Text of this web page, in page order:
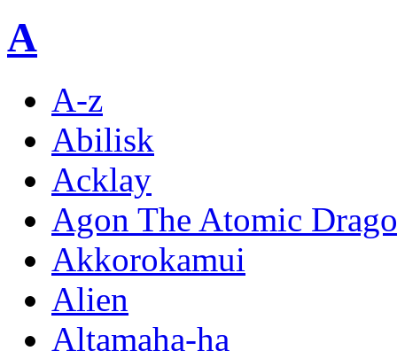
A
A-z
Abilisk
Acklay
Agon The Atomic
Akkorokamui
Alien
Altamaha-ha